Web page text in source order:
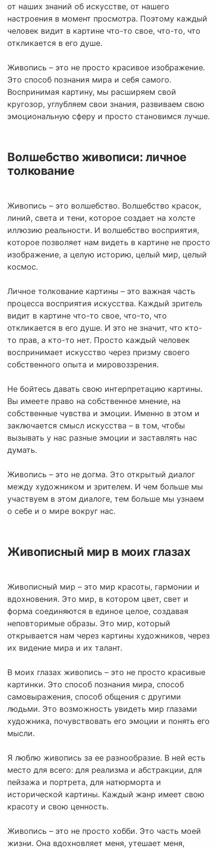
от наших знаний об искусстве, от нашего
настроения в момент просмотра. Поэтому каждый
человек видит в картине что-то свое, что-то, что
откликается в его душе.
Живопись – это не просто красивое изображение.
Это способ познания мира и себя самого.
Воспринимая картину, мы расширяем свой
кругозор, углубляем свои знания, развиваем свою
эмоциональную сферу и просто становимся лучше.
Волшебство живописи: личное
толкование
Живопись – это волшебство. Волшебство красок,
линий, света и тени, которое создает на холсте
иллюзию реальности. И волшебство восприятия,
которое позволяет нам видеть в картине не просто
изображение, а целую историю, целый мир, целый
космос.
Личное толкование картины – это важная часть
процесса восприятия искусства. Каждый зритель
видит в картине что-то свое, что-то, что
откликается в его душе. И это не значит, что кто-
то прав, а кто-то нет. Просто каждый человек
воспринимает искусство через призму своего
собственного опыта и мировоззрения.
Не бойтесь давать свою интерпретацию картины.
Вы имеете право на собственное мнение, на
собственные чувства и эмоции. Именно в этом и
заключается смысл искусства – в том, чтобы
вызывать у нас разные эмоции и заставлять нас
думать.
Живопись – это не догма. Это открытый диалог
между художником и зрителем. И чем больше мы
участвуем в этом диалоге, тем больше мы узнаем
о себе и о мире вокруг нас.
Живописный мир в моих глазах
Живописный мир – это мир красоты, гармонии и
вдохновения. Это мир, в котором цвет, свет и
форма соединяются в единое целое, создавая
неповторимые образы. Это мир, который
открывается нам через картины художников, через
их видение мира и их талант.
В моих глазах живопись – это не просто красивые
картинки. Это способ познания мира, способ
самовыражения, способ общения с другими
людьми. Это возможность увидеть мир глазами
художника, почувствовать его эмоции и понять его
мысли.
Я люблю живопись за ее разнообразие. В ней есть
место для всего: для реализма и абстракции, для
пейзажа и портрета, для натюрморта и
исторической картины. Каждый жанр имеет свою
красоту и свою ценность.
Живопись – это не просто хобби. Это часть моей
жизни. Она вдохновляет меня, утешает меня,